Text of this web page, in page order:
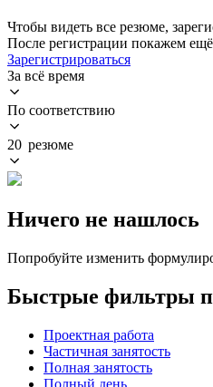
Чтобы видеть все резюме,
После регистрации покажем
Зарегистрироваться
За всё время
По соответствию
20 резюме
Ничего не нашлось
Попробуйте изменить
Быстрые фильтры
Проектная работа
Частичная занятость
Полная занятость
Полный день